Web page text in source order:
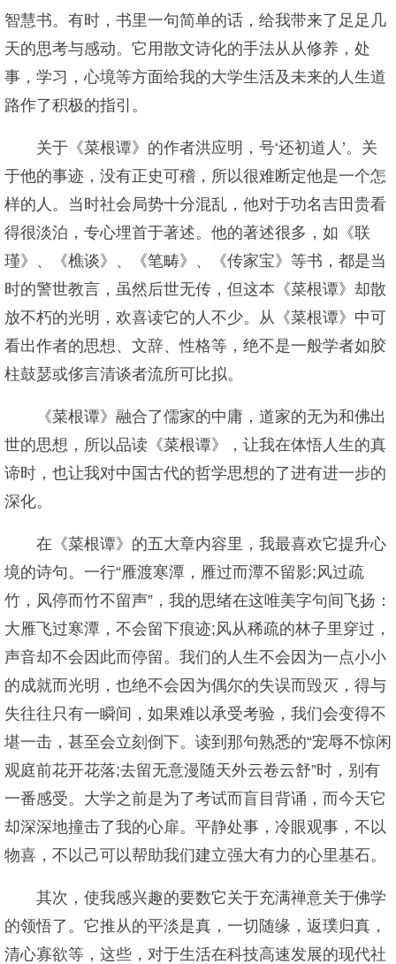
智慧书。有时，书里一句简单的话，给我带来了足足几
天的思考与感动。它用散文诗化的手法从从修养，处
事，学习，心境等方面给我的大学生活及未来的人生道
路作了积极的指引。
关于《菜根谭》的作者洪应明，号‘还初道人’。关
于他的事迹，没有正史可稽，所以很难断定他是一个怎
样的人。当时社会局势十分混乱，他对于功名吉田贵看
得很淡泊，专心埋首于著述。他的著述很多，如《联
瑾》、《樵谈》、《笔畴》、《传家宝》等书，都是当
时的警世教言，虽然后世无传，但这本《菜根谭》却散
放不朽的光明，欢喜读它的人不少。从《菜根谭》中可
看出作者的思想、文辞、性格等，绝不是一般学者如胶
柱鼓瑟或侈言清谈者流所可比拟。
《菜根谭》融合了儒家的中庸，道家的无为和佛出
世的思想，所以品读《菜根谭》，让我在体悟人生的真
谛时，也让我对中国古代的哲学思想的了进有进一步的
深化。
在《菜根谭》的五大章内容里，我最喜欢它提升心
境的诗句。一行“雁渡寒潭，雁过而潭不留影;风过疏
竹，风停而竹不留声”，我的思绪在这唯美字句间飞扬：
大雁飞过寒潭，不会留下痕迹;风从稀疏的林子里穿过，
声音却不会因此而停留。我们的人生不会因为一点小小
的成就而光明，也绝不会因为偶尔的失误而毁灭，得与
失往往只有一瞬间，如果难以承受考验，我们会变得不
堪一击，甚至会立刻倒下。读到那句熟悉的“宠辱不惊闲
观庭前花开花落;去留无意漫随天外云卷云舒”时，别有
一番感受。大学之前是为了考试而盲目背诵，而今天它
却深深地撞击了我的心扉。平静处事，冷眼观事，不以
物喜，不以己可以帮助我们建立强大有力的心里基石。
其次，使我感兴趣的要数它关于充满禅意关于佛学
的领悟了。它推从的平淡是真，一切随缘，返璞归真，
清心寡欲等，这些，对于生活在科技高速发展的现代社